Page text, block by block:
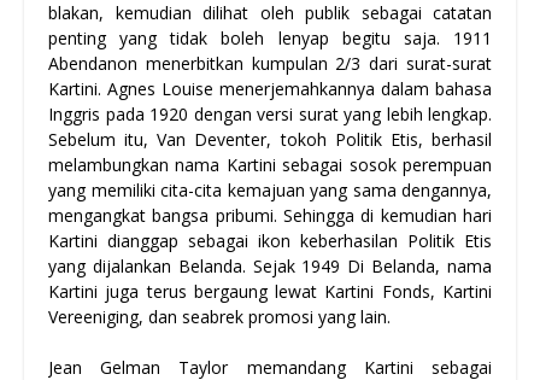
blakan, kemudian dilihat oleh publik sebagai catatan
penting yang tidak boleh lenyap begitu saja. 1911
Abendanon menerbitkan kumpulan 2/3 dari surat-surat
Kartini. Agnes Louise menerjemahkannya dalam bahasa
Inggris pada 1920 dengan versi surat yang lebih lengkap.
Sebelum itu, Van Deventer, tokoh Politik Etis, berhasil
melambungkan nama Kartini sebagai sosok perempuan
yang memiliki cita-cita kemajuan yang sama dengannya,
mengangkat bangsa pribumi. Sehingga di kemudian hari
Kartini dianggap sebagai ikon keberhasilan Politik Etis
yang dijalankan Belanda. Sejak 1949 Di Belanda, nama
Kartini juga terus bergaung lewat Kartini Fonds, Kartini
Vereeniging, dan seabrek promosi yang lain.
Jean Gelman Taylor memandang Kartini sebagai